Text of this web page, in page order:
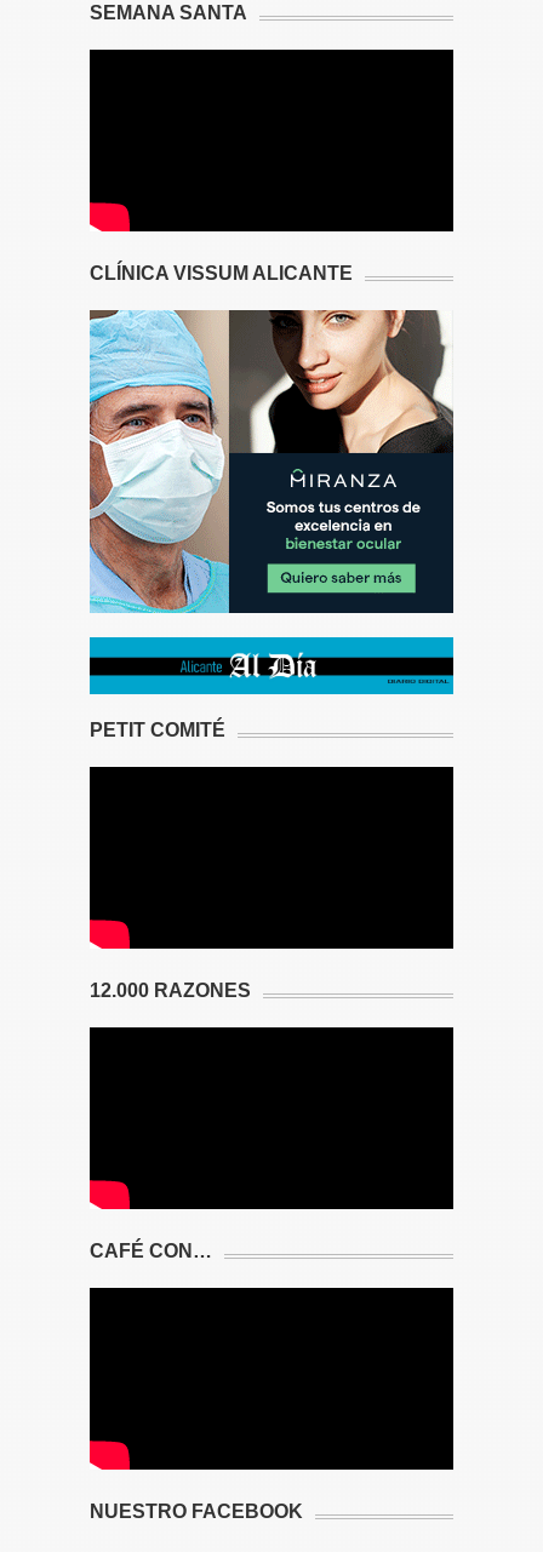
SEMANA SANTA
CLÍNICA VISSUM ALICANTE
PETIT COMITÉ
12.000 RAZONES
CAFÉ CON…
NUESTRO FACEBOOK